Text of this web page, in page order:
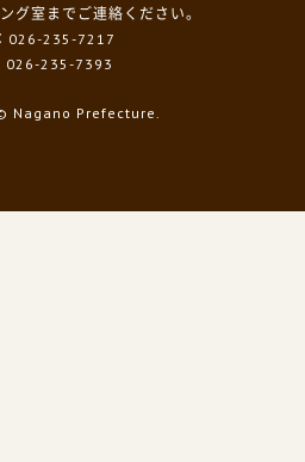
グ室までご連絡ください。
026-235-7217
026-235-7393
Nagano Prefecture.